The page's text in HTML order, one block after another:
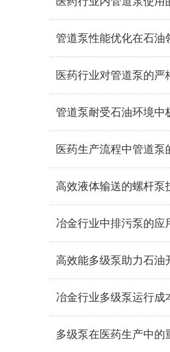
管道泵性能优化在石油
医药行业对管道泵的严
管道泵耐受石油环境中
医药生产流程中管道泵
高效液体输送的螺杆泵
冶金行业中排污泵的应
高效能多级泵助力石油
冶金行业多级泵运行成
多级泵在医药生产中的